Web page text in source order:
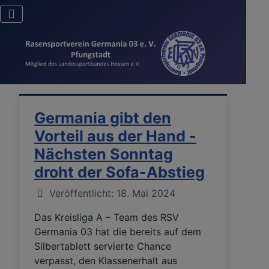
Germania gibt den
Vorteil aus der Hand -
Nächsten Sonntag
droht der Sofa-Abstieg
Details
Veröffentlicht: 18. Mai 2024
Das Kreisliga A – Team des RSV
Germania 03 hat die bereits auf dem
Silbertablett servierte Chance
verpasst, den Klassenerhalt aus